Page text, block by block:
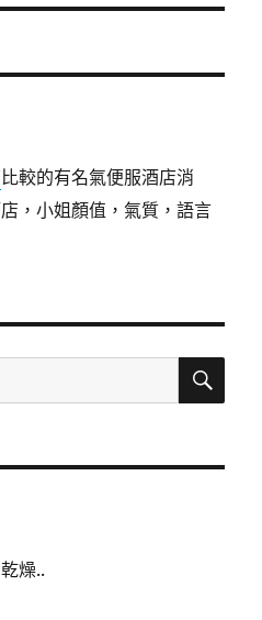
比較的有名氣便服酒店消
，小姐顏值，氣質，語言
搜
燥..